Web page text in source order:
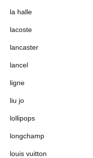
la halle
lacoste
lancaster
lancel
ligne
liu jo
lollipops
longchamp
louis vuitton